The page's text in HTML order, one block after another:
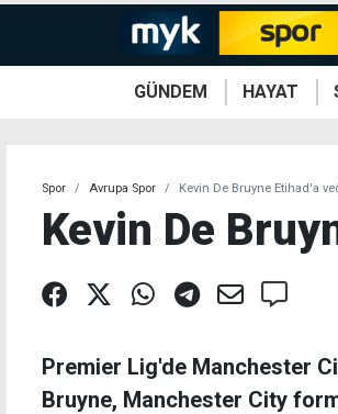
GÜNDEM HAYAT
Spor Avrupa Spor Kevin De Bruyne Etihad'a
Kevin De
Premier Lig'de Manchester
Bruyne, Manchester City